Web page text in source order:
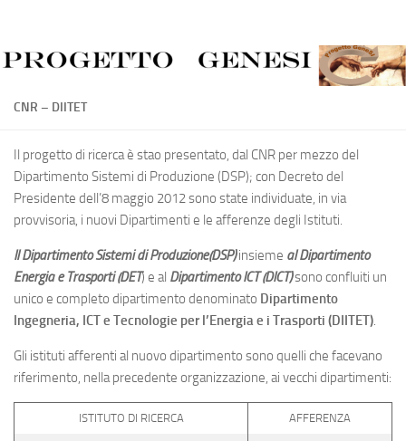
CNR – DIITET
Il progetto di ricerca è stao presentato, dal CNR per mezzo del
Dipartimento Sistemi di Produzione (DSP); con Decreto del
Presidente dell’8 maggio 2012 sono state individuate, in via
provvisoria, i nuovi Dipartimenti e le afferenze degli Istituti.
Il Dipartimento Sistemi di Produzione(DSP)insieme al Dipartimento
Energia e Trasporti (DET) e al Dipartimento ICT (DICT)sono confluiti un
unico e completo dipartimento denominato Dipartimento
Ingegneria, ICT e Tecnologie per l’Energia e i Trasporti (DIITET).
Gli istituti afferenti al nuovo dipartimento sono quelli che facevano
riferimento, nella precedente organizzazione, ai vecchi dipartimenti:
ISTITUTO DI RICERCA AFFERENZA